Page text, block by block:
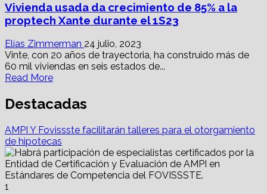
Vivienda usada da crecimiento de 85% a la
proptech Xante durante el 1S23
Elías Zimmerman 24 julio, 2023
Vinte, con 20 años de trayectoria, ha construido más de
60 mil viviendas en seis estados de...
Read MoreRead
about
Vivienda
da
crecimiento
de
85%
a
Destacadas
AMPI Y Fovissste facilitarán talleres para el otorgamiento
de hipotecas
1